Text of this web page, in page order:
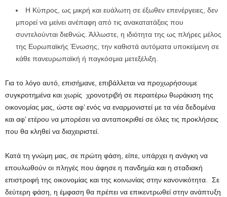
Η Κύπρος, ως μικρή και ευάλωτη σε έξωθεν επενέργειες, δεν
μπορεί να μείνει ανέπαφη από τις ανακατατάξεις που
συντελούνται διεθνώς. Άλλωστε, η ιδιότητα της ως πλήρες μέλος
της Ευρωπαϊκής Ένωσης, την καθιστά αυτόματα υποκείμενη σε
κάθε πανευρωπαϊκή ή παγκόσμια μετεξέλιξη.
Για το λόγο αυτό, επισήμανε, επιβάλλεται να προχωρήσουμε
συγκροτημένα και χωρίς χρονοτριβή σε περαιτέρω θωράκιση της
οικονομίας μας, ώστε αφ’ ενός να εναρμονιστεί με τα νέα δεδομένα
και αφ’ ετέρου να μπορέσει να ανταποκριθεί σε όλες τις προκλήσεις
που θα κληθεί να διαχειριστεί.
Κατά τη γνώμη μας, σε πρώτη φάση, είπε, υπάρχει η ανάγκη να
επουλωθούν οι πληγές που άφησε η πανδημία και η σταδιακή
επιστροφή της οικονομίας και της κοινωνίας στην κανονικότητα. Σε
δεύτερη φάση, η έμφαση θα πρέπει να επικεντρωθεί στην ανάπτυξη